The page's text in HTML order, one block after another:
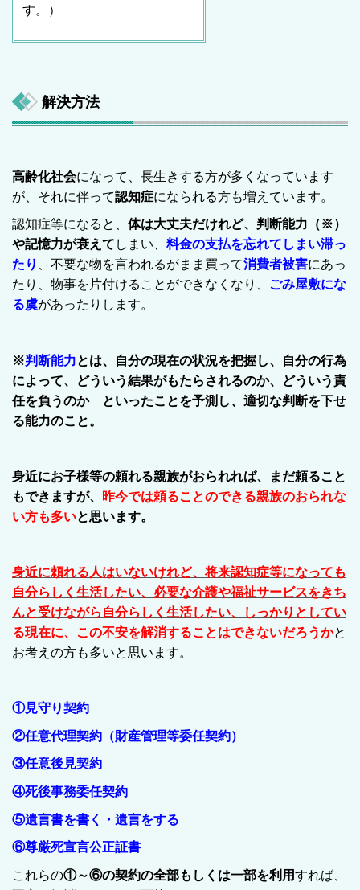
す。）
解決方法
高齢化社会になって、長生きする方が多くなっています
が、それに伴って認知症になられる方も増えています。
認知症等になると、 体は大丈夫だけれど、判断能力（※）
や記憶力が衰えて しまい、 料金の支払を忘れてしまい滞っ
たり
、不要な物を言われるがまま買って消費者被害にあっ
たり、物事を片付けることができなくなり、 ごみ屋敷にな
る虞があったりします。
※判断能力とは、自分の現在の状況を把握し、自分の行為
によって、どういう結果がもたらされるのか、どういう責
任を負うのか といったことを予測し、適切な判断を下せ
る能力のこと。
身近にお子様等の頼れる親族がおられれば、まだ頼ること
もできますが、
昨今では頼ることのできる親族のおられな
い方も多いと思います。
身近に頼れる人はいないけれど、将来認知症等になっても
自分らしく生活したい、必要な介護や福祉サービスをきち
んと受けながら自分らしく生活したい、
しっかりとしてい
る現在に、この不安を解消することはできないだろうかと
お考えの方も多いと思います。
①見守り契約
②任意代理契約（財産管理等委任契約）
③任意後見契約
④死後事務委任契約
⑤遺言書を書く・遺言をする
⑥尊厳死宣言公正証書
これらの①～⑥の契約の全部もしくは一部を利用すれば、